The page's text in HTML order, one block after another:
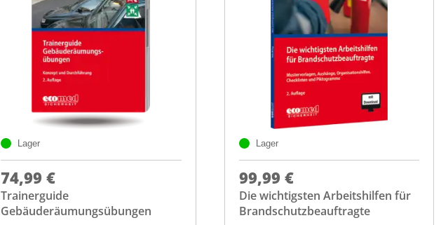
Lager
74,99 €
Trainerguide
Gebäuderäumungsübungen
Lager
99,99 €
Die wichtigsten Arbeitshilfen für
Brandschutzbeauftragte